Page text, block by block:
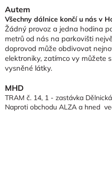
Autem
Všechny dálnice končí u nás v
Žádný provoz a jedna hodina
metrů od nás na parkovišti
doprovod může obdivovat
elektroniky, zatímco vy můžete
vysněné látky.
MHD
TRAM č. 14, 1 - zastávka
Naproti obchodu ALZA a hned